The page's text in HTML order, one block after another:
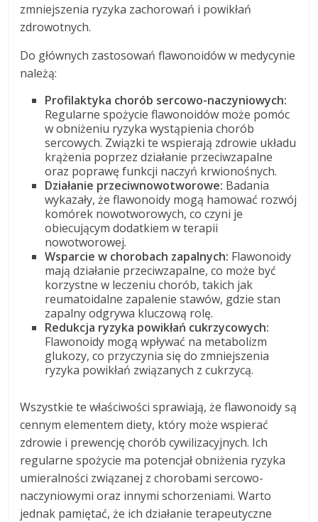
zmniejszenia ryzyka zachorowań i powikłań
zdrowotnych.
Do głównych zastosowań flawonoidów w medycynie
należą:
Profilaktyka chorób sercowo-naczyniowych:
Regularne spożycie flawonoidów może pomóc
w obniżeniu ryzyka wystąpienia chorób
sercowych. Związki te wspierają zdrowie układu
krążenia poprzez działanie przeciwzapalne
oraz poprawę funkcji naczyń krwionośnych.
Działanie przeciwnowotworowe: Badania
wykazały, że flawonoidy mogą hamować rozwój
komórek nowotworowych, co czyni je
obiecującym dodatkiem w terapii
nowotworowej.
Wsparcie w chorobach zapalnych: Flawonoidy
mają działanie przeciwzapalne, co może być
korzystne w leczeniu chorób, takich jak
reumatoidalne zapalenie stawów, gdzie stan
zapalny odgrywa kluczową rolę.
Redukcja ryzyka powikłań cukrzycowych:
Flawonoidy mogą wpływać na metabolizm
glukozy, co przyczynia się do zmniejszenia
ryzyka powikłań związanych z cukrzycą.
Wszystkie te właściwości sprawiają, że flawonoidy są
cennym elementem diety, który może wspierać
zdrowie i prewencję chorób cywilizacyjnych. Ich
regularne spożycie ma potencjał obniżenia ryzyka
umieralności związanej z chorobami sercowo-
naczyniowymi oraz innymi schorzeniami. Warto
jednak pamiętać, że ich działanie terapeutyczne